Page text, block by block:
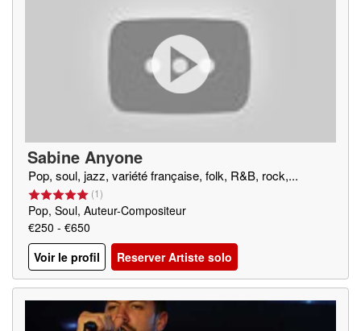
Sabine Anyone
Pop, soul, jazz, variété française, folk, R&B, rock,...
(1)
Pop, Soul, Auteur-Compositeur
€250 - €650
Voir le profil
Reserver Artiste solo